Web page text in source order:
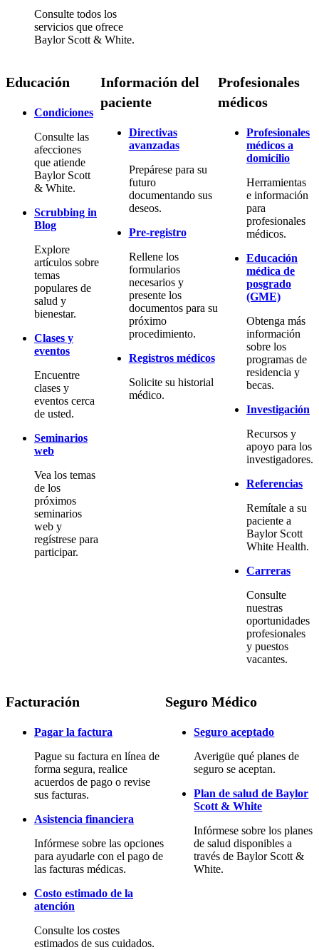
Consulte todos los
servicios que ofrece
Baylor Scott & White.
Educación
Condiciones
Consulte las
afecciones
que atiende
Baylor Scott
& White.
Scrubbing in
Blog
Explore
artículos sobre
temas
populares de
salud y
bienestar.
Clases y
eventos
Encuentre
clases y
eventos cerca
de usted.
Seminarios
web
Vea los temas
de los
próximos
seminarios
web y
regístrese para
participar.
Información del
paciente
Directivas
avanzadas
Prepárese para su
futuro
documentando sus
deseos.
Pre-registro
Rellene los
formularios
necesarios y
presente los
documentos para su
próximo
procedimiento.
Registros médicos
Solicite su historial
médico.
Profesionales
médicos
Profesionales
médicos a
domicilio
Herramientas
e información
para
profesionales
médicos.
Educación
médica de
posgrado
(GME)
Obtenga más
información
sobre los
programas de
residencia y
becas.
Investigación
Recursos y
apoyo para los
investigadores.
Referencias
Remítale a su
paciente a
Baylor Scott
White Health.
Carreras
Consulte
nuestras
oportunidades
profesionales
y puestos
vacantes.
Facturación
Pagar la factura
Pague su factura en línea de
forma segura, realice
acuerdos de pago o revise
sus facturas.
Asistencia financiera
Infórmese sobre las opciones
para ayudarle con el pago de
las facturas médicas.
Costo estimado de la
atención
Consulte los costes
estimados de sus cuidados.
Seguro Médico
Seguro aceptado
Averigüe qué planes de
seguro se aceptan.
Plan de salud de Baylor
Scott & White
Infórmese sobre los planes
de salud disponibles a
través de Baylor Scott &
White.